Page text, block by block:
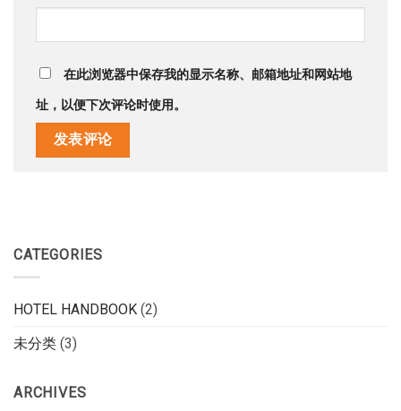
在此浏览器中保存我的显示名称、邮箱地址和网站地
址，以便下次评论时使用。
CATEGORIES
HOTEL HANDBOOK (2)
未分类 (3)
ARCHIVES